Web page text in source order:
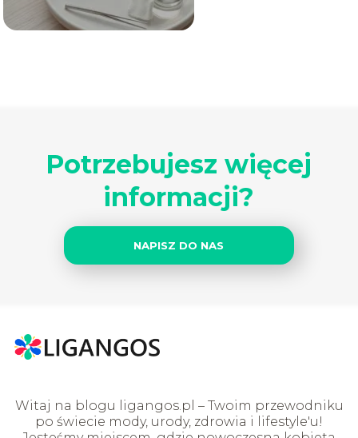
Potrzebujesz więcej
informacji?
NAPISZ DO NAS
Witaj na blogu ligangos.pl – Twoim przewodniku
po świecie mody, urody, zdrowia i lifestyle'u!